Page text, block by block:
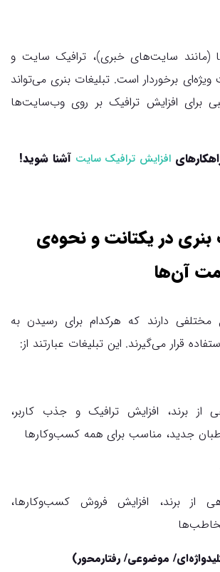
(مانند سایت‌های خبری)، ترافیک سایت و
برخوردار است. تبلیغات بنری می‌تواند
برای افزایش ترافیک بر روی وب‌سایت‌ها
افزایش ترافیک سایت آشنا شوید!
بنری در یکتانت و نحوه‌ی
آن‌ها
مختلفی دارند که هرکدام برای رسیدن به
قرار می‌گیرند. این تبلیغات عبارتند از:
از برند، افزایش ترافیک و جذب کاربر،
جدید، مناسب برای همه‌ کسب‌وکارها
از برند، افزایش فروش کسب‌وکارها،
موضوعی/ رفتارمحور)